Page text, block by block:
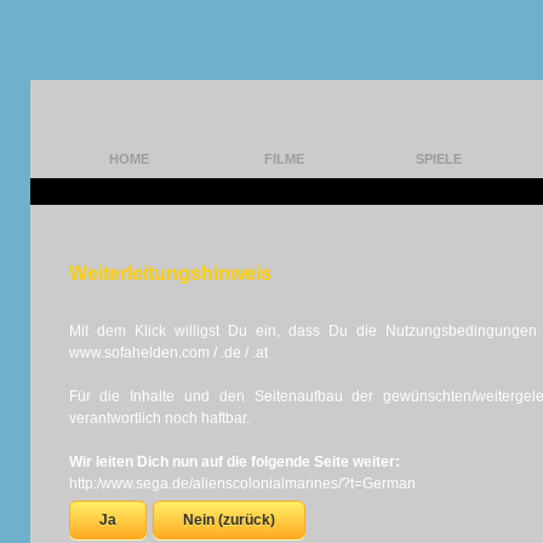
HOME FILME SPIELE
Weiterleitungshinweis
Mit dem Klick willigst Du ein, dass Du die
www.sofahelden.com / .de / .at
Für die Inhalte und den Seitenaufbau der gewünschten/
verantwortlich noch haftbar.
Wir leiten Dich nun auf die folgende Seite weiter:
http:/www.sega.de/alienscolonialmarines/?t=German
Ja Nein (zurück)